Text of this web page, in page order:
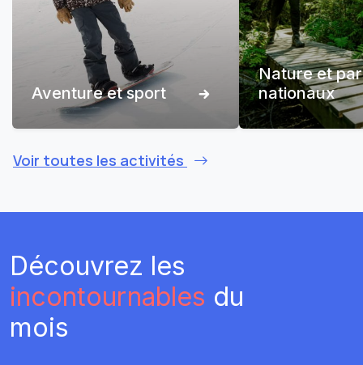
Aventure et sport
Nature et
nationaux
Voir toutes les activités
Découvrez les
incontournables du
mois